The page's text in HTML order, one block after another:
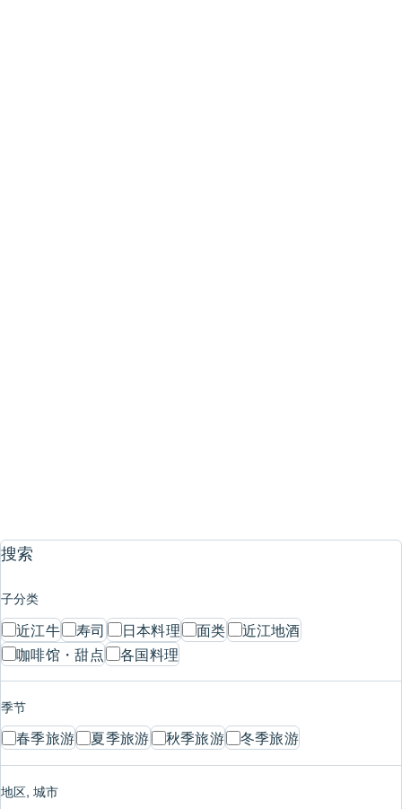
搜索
子分类
近江牛 寿司 日本料理 面类
近江地酒
咖啡馆・甜点
各国料理
季节
春季旅游 夏季旅游 秋季旅游 冬季旅游
地区, 城市